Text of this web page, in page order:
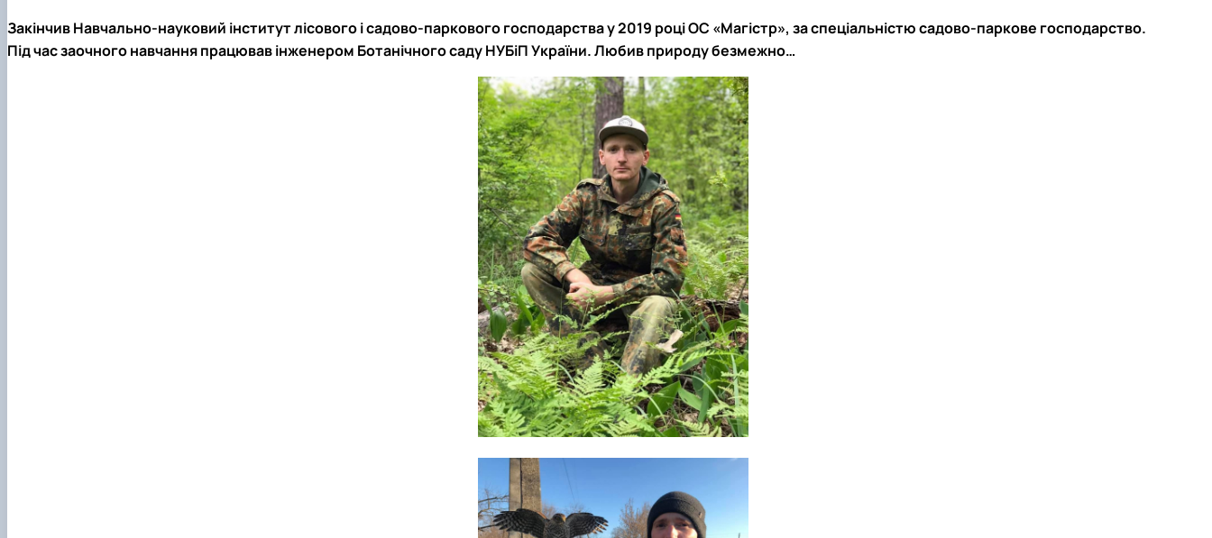
Закінчив Навчально-науковий інститут лісового і садово-паркового господарства у 2019 році ОС «Магістр», за спеціальністю садово-паркове господарство.
Під час заочного навчання працював інженером Ботанічного саду НУБіП України. Любив природу безмежно…